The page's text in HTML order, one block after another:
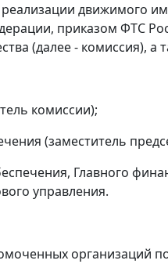
движимого
приказом ФТС
(далее - комиссия), а
комиссии);
(заместитель
Главного
управления.
организаций